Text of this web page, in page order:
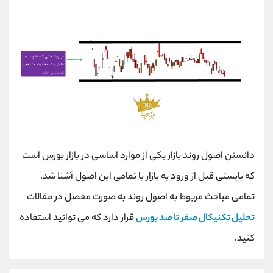
دانستن اصول روند بازار یکی از موارد اساسی در بازار بورس است
که بایستی قبل از ورود به بازار با تمامی این اصول آشنا شد.
تمامی مباحث مربوط به اصول روند به صورت مفصل در مقالات
تحلیل تکنیکال صفر تا صد بورسقرار دارد که می توانید استفاده
کنید.